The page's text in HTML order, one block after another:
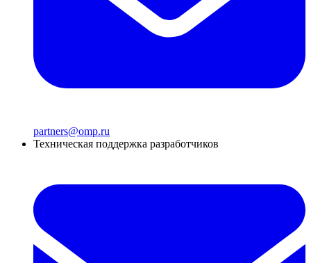
partners@omp.ru
Техническая поддержка разработчиков